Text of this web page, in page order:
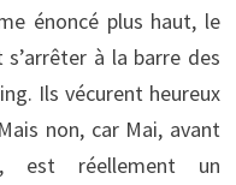
énoncé plus haut, le
à la barre des
Ils vécurent heureux
non, car Mai, avant
est réellement un